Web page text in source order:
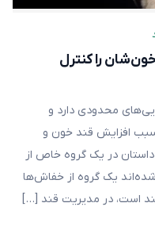
را کنترل
محدودی دارد و
افزایش قند خون و
در یک گروه خاص از
یک گروه از خفاش‌ها
است، در مدیریت قند […]